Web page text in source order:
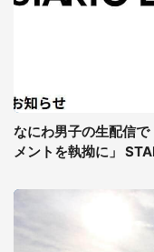
なにわ男子の生配信
メントを執拗に」